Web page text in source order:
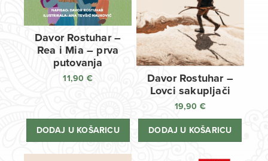
Davor Rostuhar –
Rea i Mia – prva
putovanja
11,90 €
DODAJ U KOŠARICU
Davor Rostuhar –
Lovci sakupljači
19,90 €
DODAJ U KOŠARICU